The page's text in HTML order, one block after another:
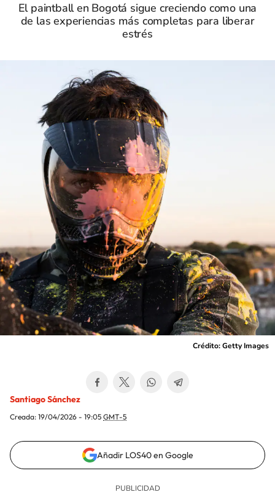
El paintball en Bogotá sigue creciendo como una
de las experiencias más completas para liberar
estrés
Crédito: Getty Images
Santiago Sánchez
Creada: 19/04/2026 - 19:05 GMT-5
Añadir LOS40 en Google